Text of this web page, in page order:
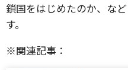
鎖国をはじめたのか、な
す。
※関連記事：